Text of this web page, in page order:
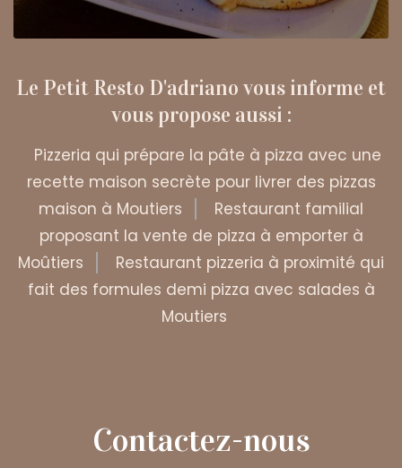
Le Petit Resto D'adriano vous informe et
vous propose aussi :
Pizzeria qui prépare la pâte à pizza avec une
recette maison secrète pour livrer des pizzas
maison à Moutiers
Restaurant familial
proposant la vente de pizza à emporter à
Moûtiers
Restaurant pizzeria à proximité qui
fait des formules demi pizza avec salades à
Moutiers
Contactez-nous